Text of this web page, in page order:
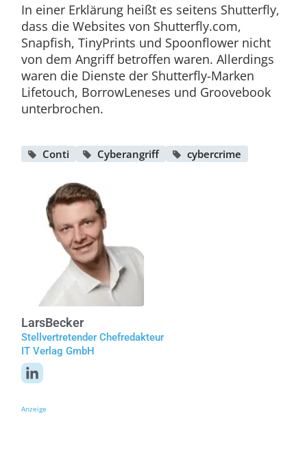
In einer Erklärung heißt es seitens Shutterfly,
dass die Websites von Shutterfly.com,
Snapfish, TinyPrints und Spoonflower nicht
von dem Angriff betroffen waren. Allerdings
waren die Dienste der Shutterfly-Marken
Lifetouch, BorrowLeneses und Groovebook
unterbrochen.
Conti Cyberangriff cybercrime
LarsBecker
Stellvertretender Chefredakteur
IT Verlag GmbH
Anzeige